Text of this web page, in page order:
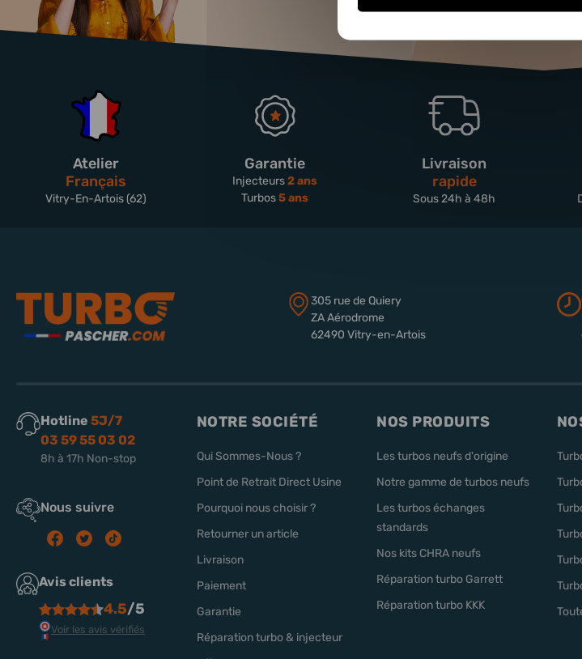
Atelier
Français
Vitry-En-Artois (62)
Garantie
Injecteurs2 ans
Turbos5 ans
Livraison
rapide
Sous 24h à 48h
305 rue de Quiery
ZA Aérodrome
62490 Vitry-en-Artois
Hotline 5J/7
03 59 55 03 02
8h à 17h Non-stop
Nous suivre
Avis clients
4.5/5
Voir les avis vérifiés
NOTRE SOCIÉTÉ
Qui Sommes-Nous ?
Point de Retrait Direct Usine
Pourquoi nous choisir ?
Retourner un article
Livraison
Paiement
Garantie
Réparation turbo & injecteur
NOS PRODUITS
Les turbos neufs d'origine
Notre gamme de turbos neufs
Les turbos échanges
standards
Nos kits CHRA neufs
Réparation turbo Garrett
Réparation turbo KKK